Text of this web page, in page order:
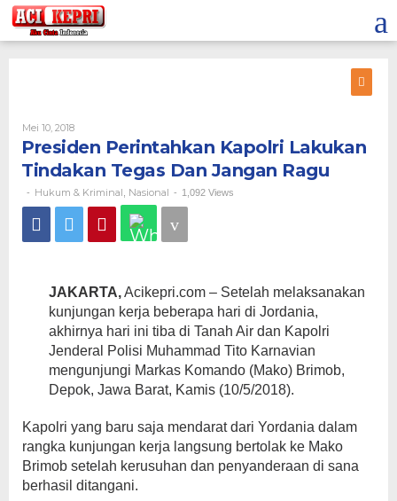
Lewati
ke
konten
Mei 10, 2018Oleh
Presiden Perintahkan Kapolri Lakukan
Tindakan Tegas Dan Jangan Ragu
- Hukum & Kriminal Nasional - 1,092 Views
JAKARTA,Acikepri.com – Setelah melaksanakan
kunjungan kerja beberapa hari di Jordania,
akhirnya hari ini tiba di Tanah Air dan Kapolri
Jenderal Polisi Muhammad Tito Karnavian
mengunjungi Markas Komando (Mako) Brimob,
Depok, Jawa Barat, Kamis (10/5/2018).
Kapolri yang baru saja mendarat dari Yordania dalam
rangka kunjungan kerja langsung bertolak ke Mako
Brimob setelah kerusuhan dan penyanderaan di sana
berhasil ditangani.